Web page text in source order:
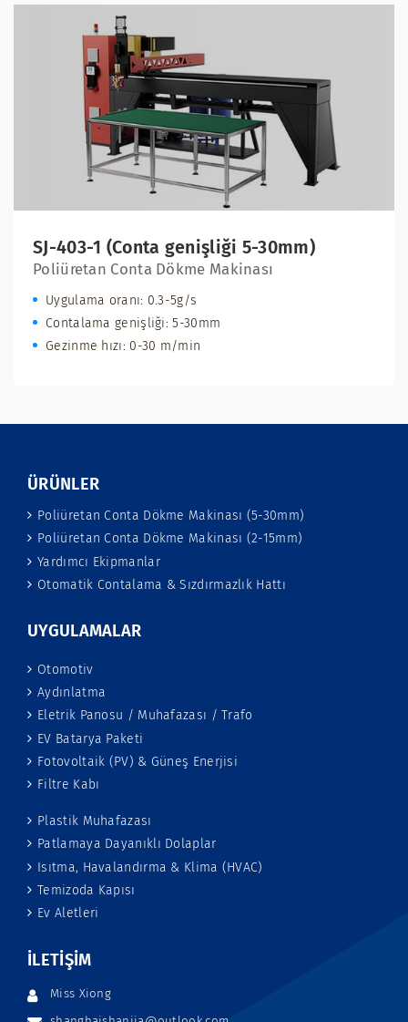
SJ-403-1 (Conta genişliği 5-30mm)
Poliüretan Conta Dökme Makinası
Uygulama oranı: 0.3-5g/s
Contalama genişliği: 5-30mm
Gezinme hızı: 0-30 m/min
ÜRÜNLER
Poliüretan Conta Dökme Makinası (5-30mm)
Poliüretan Conta Dökme Makinası (2-15mm)
Yardımcı Ekipmanlar
Otomatik Contalama & Sızdırmazlık Hattı
UYGULAMALAR
Otomotiv
Aydınlatma
Eletrik Panosu / Muhafazası / Trafo
EV Batarya Paketi
Fotovoltaik (PV) & Güneş Enerjisi
Filtre Kabı
Plastik Muhafazası
Patlamaya Dayanıklı Dolaplar
Isıtma, Havalandırma & Klima (HVAC)
Temizoda Kapısı
Ev Aletleri
İLETIŞIM
Miss Xiong